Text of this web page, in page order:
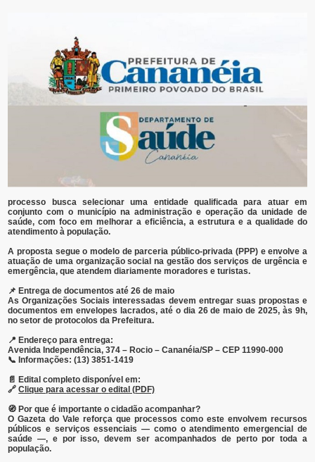
processo busca selecionaruma entidade qualificadapara atuar em
conjuntocomomunicípionaadministraçãoe operação da unidade de
saúde,comfocoemmelhoraraeficiência, a estrutura e a qualidade do
atendimento àpopulação.
A proposta segueomodelo deparceriapúblico-privada (PPP) eenvolve a
atuação de uma organizaçãosocialna gestão dosserviçosdeurgência e
emergência,queatendemdiariamentemoradoreseturistas.
📌Entregadedocumentosaté26demaio
AsOrganizaçõesSociaisinteressadas devem entregar suas propostas e
documentosemenvelopes lacrados, até o dia 26demaiode2025,às 9h,
nosetordeprotocolosdaPrefeitura.
📍Endereçoparaentrega:
AvenidaIndependência,374 –Rocio –Cananéia/SP –CEP11990-000
📞Informações: (13)3851-1419
📄Editalcompletodisponívelem:
🔗Cliqueparaacessaroedital (PDF)
🧭Porqueéimportanteocidadãoacompanhar?
OGazetadoVale reforçaqueprocessos como este envolvem recursos
públicos e serviçosessenciais — como oatendimentoemergencial de
saúde —, e porisso,devemser acompanhados de pertoportoda a
população.